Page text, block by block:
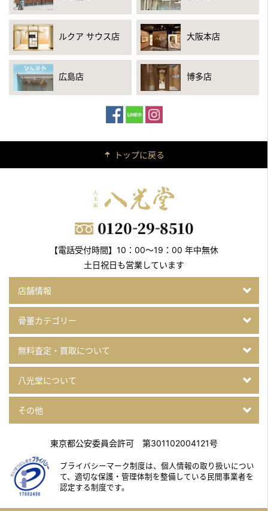
ルクア サウス店 大阪本店
広島店 博多店
トップに戻る
【電話受付時間】10：00～19：00 年中無休
土日祝日も営業しています
店舗情報
骨董カテゴリー
無料査定・買取について
八光堂について
その他
東京都公安委員会許可 第301102004121号
プライバシーマーク制度は、個人情報の取り扱いについ
て、適切な保護・管理体制を整備している民間事業者を
認定する制度です。